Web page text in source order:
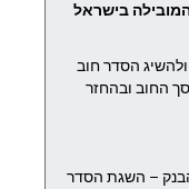
בישראל
הסדר חוב
החוב ובהחזר
הבנק – השגת הסדר